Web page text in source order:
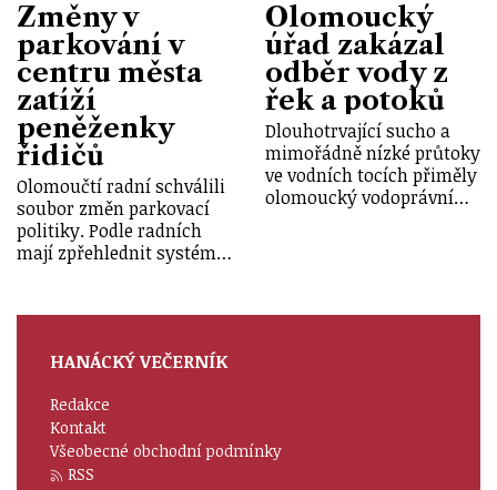
Změny v
parkování v
centru města
zatíží
peněženky
řidičů
Olomoučtí radní schválili
soubor změn parkovací
politiky. Podle radních
mají zpřehlednit systém…
Olomoucký
úřad zakázal
odběr vody z
řek a potoků
Dlouhotrvající sucho a
mimořádně nízké průtoky
ve vodních tocích přiměly
olomoucký vodoprávní…
HANÁCKÝ VEČERNÍK
Redakce
Kontakt
Všeobecné obchodní podmínky
RSS